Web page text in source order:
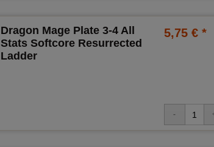
Dragon Mage Plate 3-4 All
Stats Softcore Resurrected
Ladder
5,75 € *